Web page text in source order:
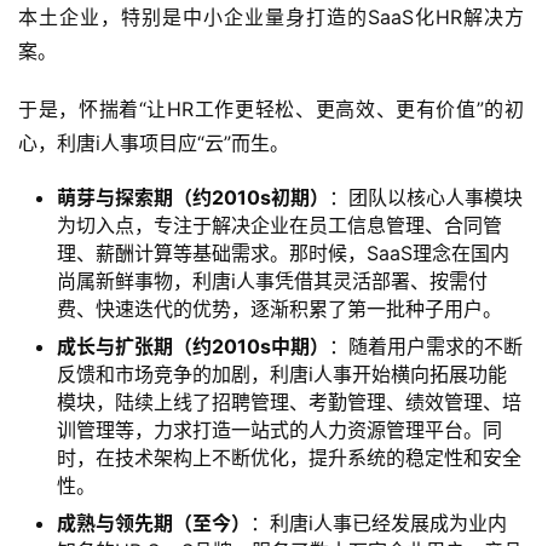
本土企业，特别是中小企业量身打造的SaaS化HR解决方
案。
于是，怀揣着“让HR工作更轻松、更高效、更有价值”的初
心，利唐i人事项目应“云”而生。
萌芽与探索期（约2010s初期）
：团队以核心人事模块
为切入点，专注于解决企业在员工信息管理、合同管
理、薪酬计算等基础需求。那时候，SaaS理念在国内
尚属新鲜事物，利唐i人事凭借其灵活部署、按需付
费、快速迭代的优势，逐渐积累了第一批种子用户。
成长与扩张期（约2010s中期）
：随着用户需求的不断
反馈和市场竞争的加剧，利唐i人事开始横向拓展功能
模块，陆续上线了招聘管理、考勤管理、绩效管理、培
训管理等，力求打造一站式的人力资源管理平台。同
时，在技术架构上不断优化，提升系统的稳定性和安全
性。
成熟与领先期（至今）
：利唐i人事已经发展成为业内